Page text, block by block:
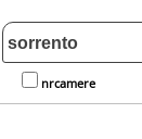
nrcamere